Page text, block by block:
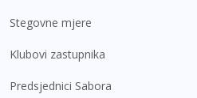
Stegovne mjere
Klubovi zastupnika
Predsjednici Sabora